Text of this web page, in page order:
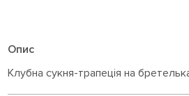
Опис
Клубна сукня-трапеція на